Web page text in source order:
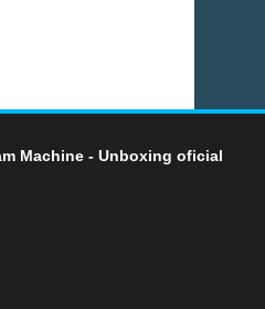
Machine - Unboxing oficial